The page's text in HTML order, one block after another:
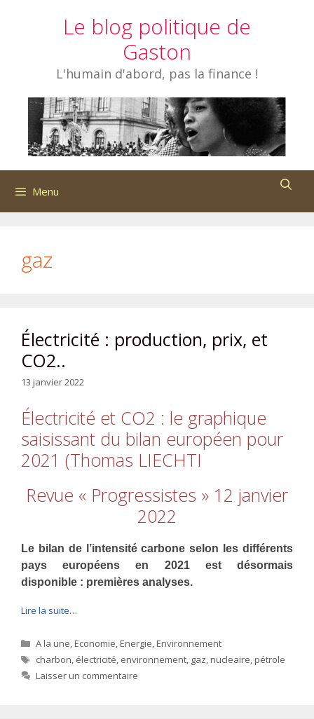
Le blog politique de
Gaston
L'humain d'abord, pas la finance !
Menu
gaz
Électricité : production, prix, et
CO2..
13 janvier 2022
Électricité et CO2 : le graphique
saisissant du bilan européen pour
2021 (Thomas LIECHTI
Revue « Progressistes » 12 janvier
2022
Le bilan de l’intensité carbone selon les différents
pays européens en 2021 est désormais
disponible : premières analyses.
Lire la suite…
Catégories
A la une,Economie,Energie,Environnement
Étiquettes
charbon, électricité, environnement, gaz,nucleaire,pétrole
Laisser un commentaire